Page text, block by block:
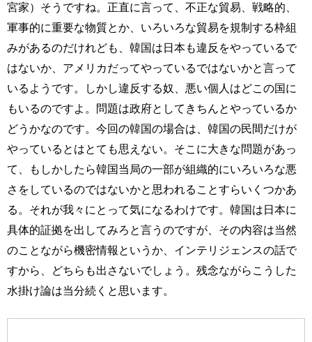
宮家）そうですね。正直に言って、不正な貿易、戦略的、
軍事的に重要な物質とか、いろいろな貿易を規制する枠組
みがあるのだけれども、韓国は日本も違反をやっているで
はないか、アメリカだってやっているではないかと言って
いるようです。しかし違反する奴、悪い個人はどこの国に
もいるのですよ。問題は政府としてきちんとやっているか
どうかなのです。今回の韓国の場合は、韓国の民間だけが
やっているとはとても思えない。そこに大きな問題があっ
て、もしかしたら韓国当局の一部が組織的にいろいろな悪
さをしているのではないかと思われることすらいくつかあ
る。それが我々にとって気になるわけです。韓国は日本に
具体的証拠を出してみろと言うのですが、その内容は当然
のことながら機密情報というか、インテリジェンスの話で
すから、どちらも出さないでしょう。残念ながらこうした
水掛け論は当分続くと思います。